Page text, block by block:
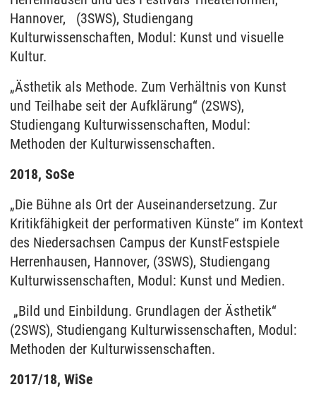
Hannover, (3SWS), Studiengang
Kulturwissenschaften, Modul: Kunst und visuelle
Kultur.
„Ästhetik als Methode. Zum Verhältnis von Kunst
und Teilhabe seit der Aufklärung“ (2SWS),
Studiengang Kulturwissenschaften, Modul:
Methoden der Kulturwissenschaften.
2018, SoSe
„Die Bühne als Ort der Auseinandersetzung. Zur
Kritikfähigkeit der performativen Künste“ im Kontext
des Niedersachsen Campus der KunstFestspiele
Herrenhausen, Hannover, (3SWS), Studiengang
Kulturwissenschaften, Modul: Kunst und Medien.
„Bild und Einbildung. Grundlagen der Ästhetik“
(2SWS), Studiengang Kulturwissenschaften, Modul:
Methoden der Kulturwissenschaften.
2017/18, WiSe